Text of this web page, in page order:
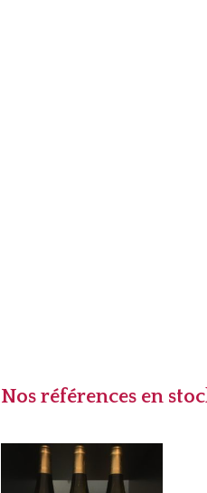
Nos références en